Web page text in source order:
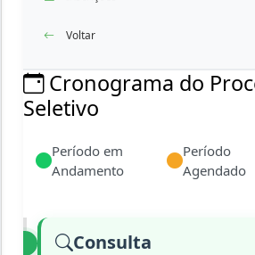
Voltar
Cronograma do
Seletivo
Período em
Andamento
Período
Agendado
Consulta